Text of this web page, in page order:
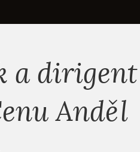
a dirigent
Anděl